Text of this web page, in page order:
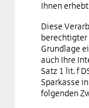
Ihnen
Diese
berechtigter
Grundlage
auch Ihre
Satz 1 lit. f
Sparkasse
folgenden